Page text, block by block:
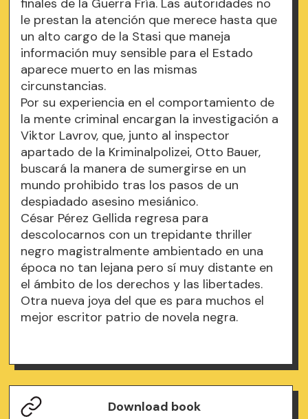
le prestan la atención que merece hasta que
un alto cargo de la Stasi que maneja
información muy sensible para el Estado
aparece muerto en las mismas
circunstancias.
Por su experiencia en el comportamiento de
la mente criminal encargan la investigación a
Viktor Lavrov, que, junto al inspector
apartado de la Kriminalpolizei, Otto Bauer,
buscará la manera de sumergirse en un
mundo prohibido tras los pasos de un
despiadado asesino mesiánico.
César Pérez Gellida regresa para
descolocarnos con un trepidante thriller
negro magistralmente ambientado en una
época no tan lejana pero sí muy distante en
el ámbito de los derechos y las libertades.
Otra nueva joya del que es para muchos el
mejor escritor patrio de novela negra.
Download book